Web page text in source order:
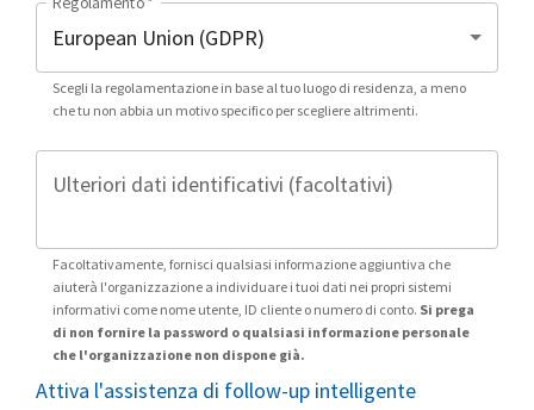
Scegli la regolamentazione in base al tuo luogo di residenza, a meno
che tu non abbia un motivo specifico per scegliere altrimenti.
Ulteriori dati identificativi (facoltativi)
Facoltativamente, fornisci qualsiasi informazione aggiuntiva che
aiuterà l'organizzazione a individuare i tuoi dati nei propri sistemi
informativi come nome utente, ID cliente o numero di conto. Si prega
di non fornire la password o qualsiasi informazione personale
che l'organizzazione non dispone già.
Attiva l'assistenza di follow-up intelligente